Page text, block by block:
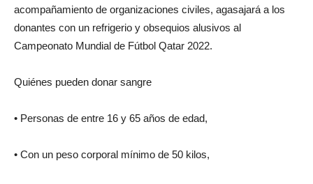
acompañamiento de organizaciones civiles, agasajará a los
donantes con un refrigerio y obsequios alusivos al
Campeonato Mundial de Fútbol Qatar 2022.
Quiénes pueden donar sangre
• Personas de entre 16 y 65 años de edad,
• Con un peso corporal mínimo de 50 kilos,